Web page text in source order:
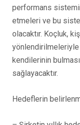
performans
etmeleri ve bu
olacaktır. Koçluk,
kendilerinin
sağlayacaktır.
Hedeflerin